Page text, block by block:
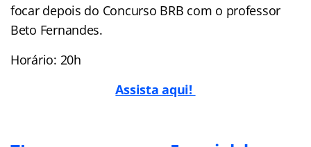
focar depois do Concurso BRB com o professor
Beto Fernandes.
Horário: 20h
Assista aqui!